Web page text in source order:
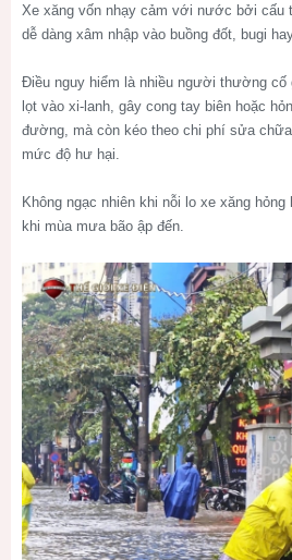
Xe xăng vốn nhạy cảm với nước bởi cấu
dễ dàng xâm nhập vào buồng đốt, bugi
Điều nguy hiểm là nhiều người thường cố
lọt vào xi-lanh, gây cong tay biên hoặc
đường, mà còn kéo theo chi phí sửa
mức độ hư hại.
Không ngạc nhiên khi nỗi lo xe xăng
khi mùa mưa bão ập đến.